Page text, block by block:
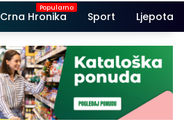
Crna Hronika Sport Ljepota i